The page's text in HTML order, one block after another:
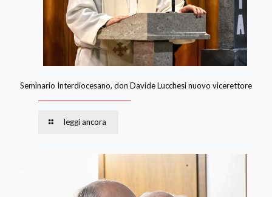
Seminario Interdiocesano, don Davide Lucchesi nuovo vicerettore
leggi ancora